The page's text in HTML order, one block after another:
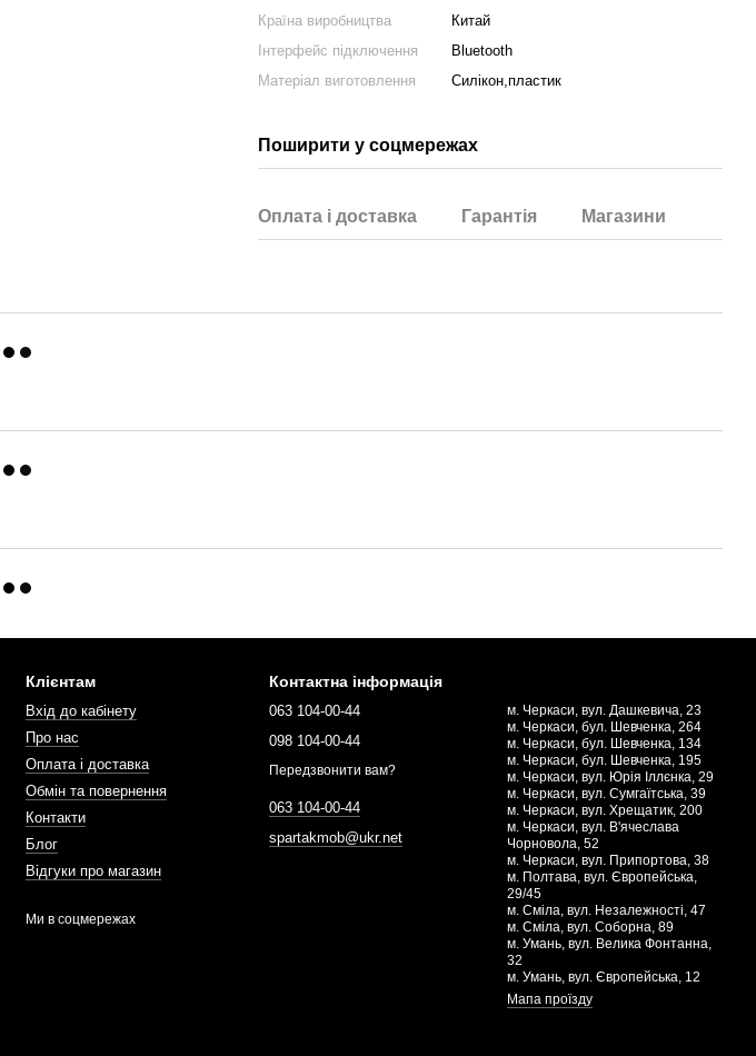
Країна виробництва
Китай
Інтерфейс підключення
Bluetooth
Матеріал виготовлення
Силікон,пластик
Поширити у соцмережах
Оплата і доставка Гарантія Магазини
Клієнтам
Вхід до кабінету
Про нас
Оплата і доставка
Обмін та повернення
Контакти
Блог
Відгуки про магазин
Ми в соцмережах
Контактна інформація
063 104-00-44
098 104-00-44
Передзвонити вам?
063 104-00-44
spartakmob@ukr.net
м. Черкаси, вул. Дашкевича, 23
м. Черкаси, бул. Шевченка, 264
м. Черкаси, бул. Шевченка, 134
м. Черкаси, бул. Шевченка, 195
м. Черкаси, вул. Юрія Іллєнка, 29
м. Черкаси, вул. Сумгаїтська, 39
м. Черкаси, вул. Хрещатик, 200
м. Черкаси, вул. В'ячеслава
Чорновола, 52
м. Черкаси, вул. Припортова, 38
м. Полтава, вул. Європейська,
29/45
м. Сміла, вул. Незалежності, 47
м. Сміла, вул. Соборна, 89
м. Умань, вул. Велика Фонтанна,
32
м. Умань, вул. Європейська, 12
Мапа проїзду